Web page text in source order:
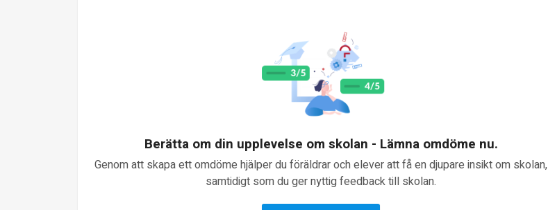
Berätta om din upplevelse om skolan - Lämna omdöme nu.
Genom att skapa ett omdöme hjälper du föräldrar och elever att få en djupare insikt om skolan,
samtidigt som du ger nyttig feedback till skolan.